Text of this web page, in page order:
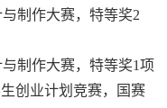
制作大赛，特等奖2
制作大赛，特等奖1项
创业计划竞赛，国赛